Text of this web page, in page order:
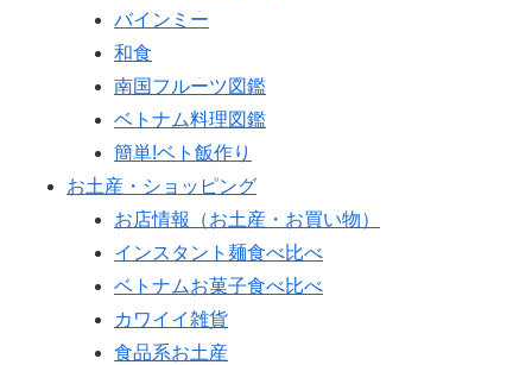
バインミー
和食
南国フルーツ図鑑
ベトナム料理図鑑
簡単!ベト飯作り
お土産・ショッピング
お店情報（お土産・お買い物）
インスタント麺食べ比べ
ベトナムお菓子食べ比べ
カワイイ雑貨
食品系お土産